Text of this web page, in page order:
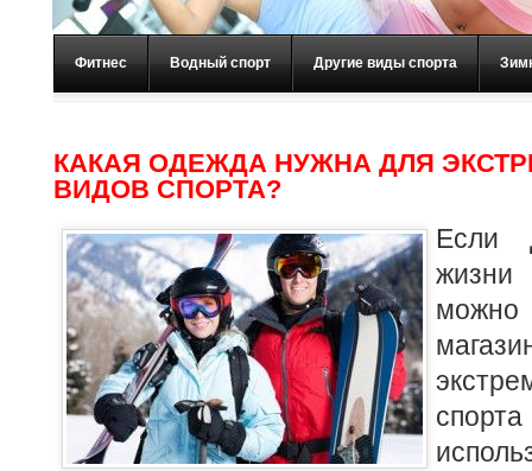
Фитнес Водный спорт Другие виды спорта
КАКАЯ ОДЕЖДА НУЖНА ДЛЯ
ВИДОВ СПОРТА?
Если